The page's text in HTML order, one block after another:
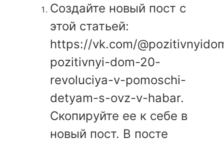
Создайте новый пост с
этой статьей:
https://vk.com/
pozitivnyi-dom-20-
revoluciya-v-pomoschi-
detyam-s-ovz-v-habar.
Скопируйте ее к себе в
новый пост. В посте